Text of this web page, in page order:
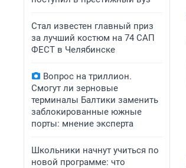
Стал известен главный приз
за лучший костюм на 74 САП
ФЕСТ в Челябинске
Вопрос на триллион.
Смогут ли зерновые
терминалы Балтики заменить
заблокированные южные
порты: мнение эксперта
Школьники начнут учиться по
новой программе: что